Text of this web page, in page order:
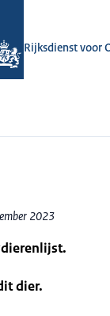
Rijksdienst voor
2023
dier.